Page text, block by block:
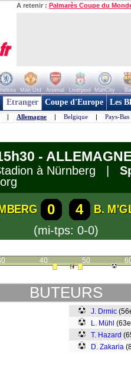
A retenir : Palmarès Coupe du
Man Utd Arsenal Liverpool ManCity
Etranger Coupe d'Europe Les
| Allemagne | Belgique | Pays-Bas
-
à Nürnberg |
0 4
B.
(mi-tps: 0-0)
40 50
BUTEURS
J. Drmic
L. Mühl
T. Hazard
D. Zakaria